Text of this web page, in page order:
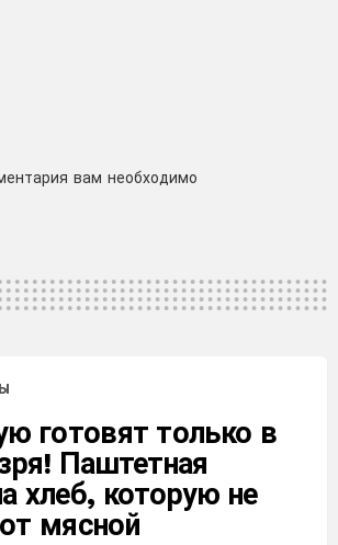
вам необходимо
​​готовят только в
Паштетная
хлеб, которую не
мясной